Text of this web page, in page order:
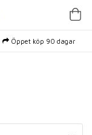
Öppet köp 90 dagar